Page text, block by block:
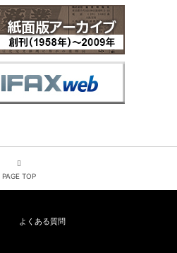
PAGE TOP
よくある質問